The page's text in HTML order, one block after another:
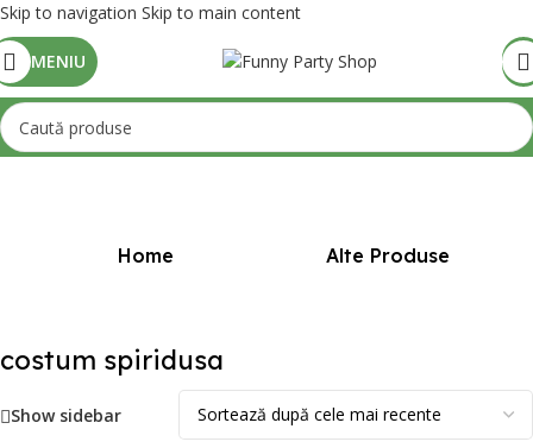
Skip to navigation Skip to main content
MENIU
Prima pagină/Produse etichetate „costum spiridusa”
Home Alte Produse
costum spiridusa
Show sidebar